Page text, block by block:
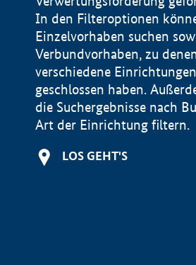
In den Filteroptionen
Einzelvorhaben suchen
Verbundvorhaben, zu
verschiedene
geschlossen haben.
die Suchergebnisse nach
Art der Einrichtung filtern.
LOS GEHT'S